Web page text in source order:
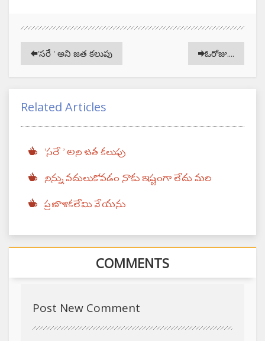
'సరే ' అని జత కలుపు ఓరోజు....
Related Articles
'సరే ' అని జత కలుపు
నిన్ను వదులుకోవడం నాకు ఇష్టంగా లేదు మరి
ప్రణాళికలేమి వేయను
COMMENTS
Post New Comment